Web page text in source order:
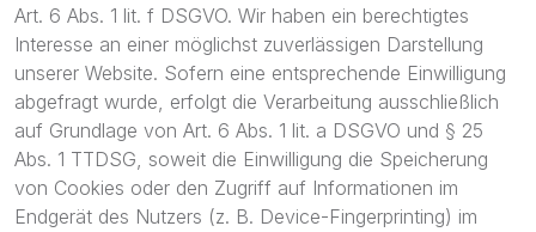
Art. 6 Abs. 1 lit. f DSGVO. Wir haben ein berechtigtes
Interesse an einer möglichst zuverlässigen Darstellung
unserer Website. Sofern eine entsprechende Einwilligung
abgefragt wurde, erfolgt die Verarbeitung ausschließlich
auf Grundlage von Art. 6 Abs. 1 lit. a DSGVO und § 25
Abs. 1 TTDSG, soweit die Einwilligung die Speicherung
von Cookies oder den Zugriff auf Informationen im
Endgerät des Nutzers (z. B. Device-Fingerprinting) im